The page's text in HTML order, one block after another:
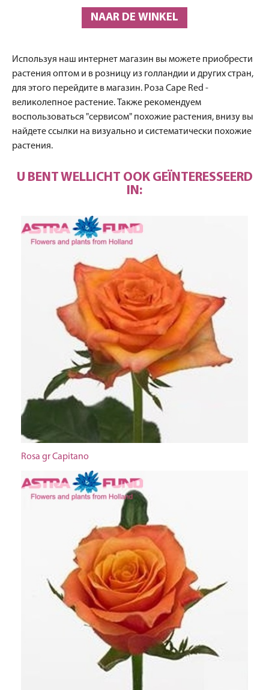
NAAR DE WINKEL
Используя наш интернет магазин вы можете приобрести
растения оптом и в розницу из голландии и других стран,
для этого перейдите в магазин. Роза Cape Red -
великолепное растение. Также рекомендуем
воспользоваться "сервисом" похожие растения, внизу вы
найдете ссылки на визуально и систематически похожие
растения.
U BENT WELLICHT OOK GEÏNTERESSEERD
IN:
Rosa gr Capitano